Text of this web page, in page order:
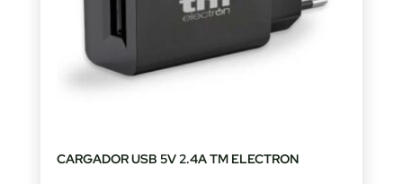
CARGADOR USB 5V 2.4A TM ELECTRON